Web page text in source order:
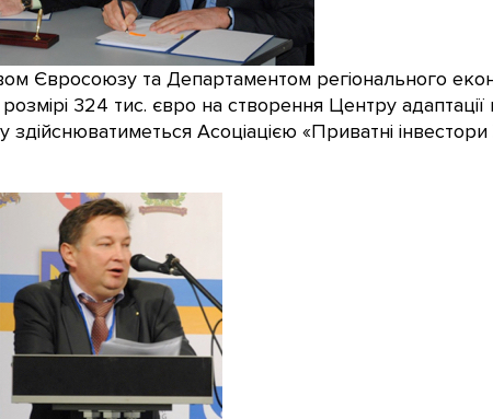
Євросоюзу та Департаментом регіонального
324 тис. євро на створення Центру адаптації
Асоціацією «Приватні інвестори